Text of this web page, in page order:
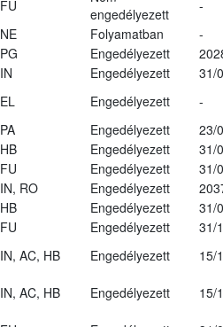
FU
engedélyezett
-
NE Folyamatban
-
PG Engedélyezett
IN Engedélyezett
31/
EL Engedélyezett
-
PA Engedélyezett
23/
HB Engedélyezett
31/
FU Engedélyezett
31/
IN, RO Engedélyezett
HB Engedélyezett
31/
FU Engedélyezett
31/
IN, AC, HB Engedélyezett
15/
IN, AC, HB Engedélyezett
15/